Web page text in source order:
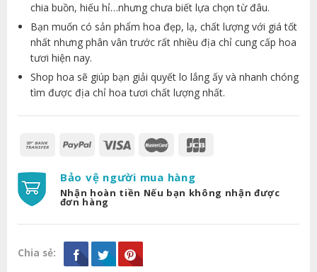
chia buồn, hiếu hỉ…nhưng chưa biết lựa chọn từ đâu.
Bạn muốn có sản phẩm hoa đẹp, lạ, chất lượng với giá tốt
nhất nhưng phân vân trước rất nhiều địa chỉ cung cấp hoa
tươi hiện nay.
Shop hoa sẽ giúp bạn giải quyết lo lắng ấy và nhanh chóng
tìm được địa chỉ hoa tươi chất lượng nhất.
Bảo vệ người mua hàng
Nhận hoàn tiền Nếu bạn không nhận được
đơn hàng
Chia sẻ: